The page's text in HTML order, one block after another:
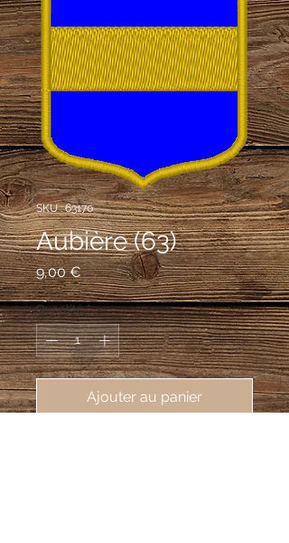
SKU : 63170
Aubière (63)
9,00 €Prix
Quantité *
Ajouter au panier